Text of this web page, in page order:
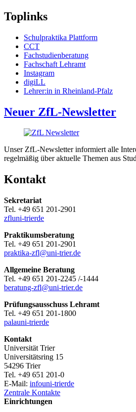
Toplinks
Schulpraktika Plattform
CCT
Fachstudienberatung
Fachschaft Lehramt
Instagram
digiLL
Lehrer:in in Rheinland-Pfalz
Neuer ZfL-Newsletter
Unser ZfL-Newsletter informiert alle
regelmäßig über aktuelle Themen aus
Kontakt
Sekretariat
Tel. +49 651 201-2901
zfluni-trierde
Praktikumsberatung
Tel. +49 651 201-2901
praktika-zfl@uni-trier.de
Allgemeine Beratung
Tel. +49 651 201-2245 /-1444
beratung-zfl@uni-trier.de
Prüfungsausschuss Lehramt
Tel. +49 651 201-1800
palauni-trierde
Kontakt
Universität Trier
Universitätsring 15
54296 Trier
Tel. +49 651 201-0
E-Mail: infouni-trierde
Zentrale Kontakte
Einrichtungen